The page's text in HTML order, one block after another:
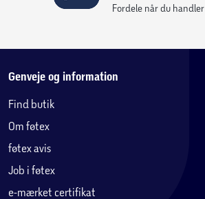
Fordele når du handler
Genveje og information
Find butik
Om føtex
føtex avis
Job i føtex
e-mærket certifikat